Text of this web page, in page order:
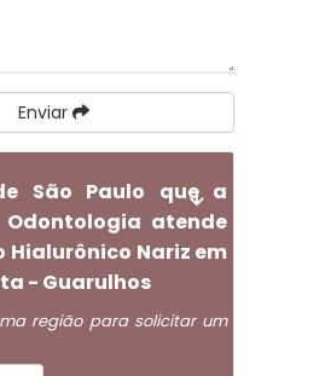
Enviar
São Paulo que a
Odontologia atende
Hialurônico Nariz em
- Guarulhos
região para solicitar um